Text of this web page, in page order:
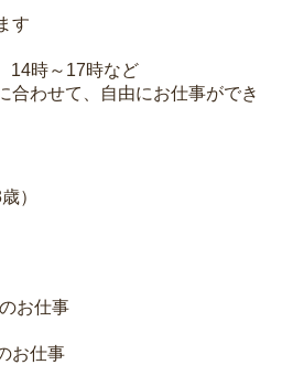
す
14時～17時など
合わせて、自由にお仕事ができ
）
お仕事
お仕事